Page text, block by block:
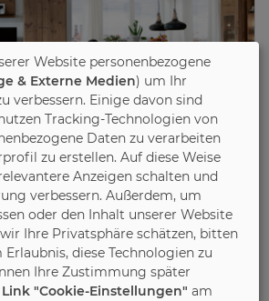
(IPM)
sind wahre
Website personenbezogene
& Externe Medien) um Ihr
verbessern. Einige davon sind
Tracking-Technologien von
Daten zu verarbeiten
zu erstellen. Auf diese Weise
Anzeigen schalten und
verbessern. Außerdem, um
oder den Inhalt unserer Website
Ihre Privatsphäre schätzen, bitten
diese Technologien zu
Ihre Zustimmung später
Link "Cookie-Einstellungen" am